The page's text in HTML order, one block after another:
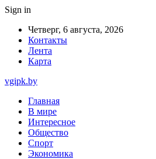
Sign in
Четверг, 6 августа, 2026
Контакты
Лента
Карта
vgipk.by
Главная
В мире
Интересное
Общество
Спорт
Экономика